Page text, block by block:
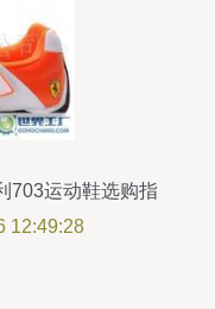
703运动鞋选购指
12:49:28